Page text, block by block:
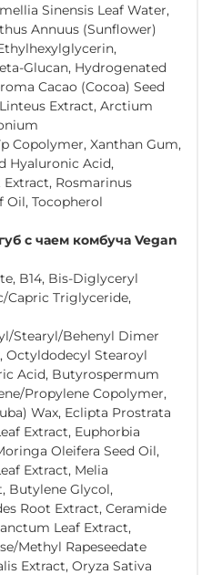
Sinensis Leaf Water,
Annuus (Sunflower)
Glucan, Hydrogenated
Cacao (Cocoa) Seed
Extract, Arctium
Copolymer, Xanthan Gum,
Hyaluronic Acid,
Rosmarinus
Oil, Tocopherol
с чаем комбуча Vegan
B14, Bis-Diglyceryl
Capric Triglyceride,
Stearyl/Behenyl Dimer
Octyldodecyl Stearoyl
Acid, Butyrospermum
Propylene Copolymer,
Wax, Eclipta Prostrata
Extract, Euphorbia
Oleifera Seed Oil,
Extract, Melia
Butylene Glycol,
Root Extract, Ceramide
Leaf Extract,
Methyl Rapeseedate
Extract, Oryza Sativa